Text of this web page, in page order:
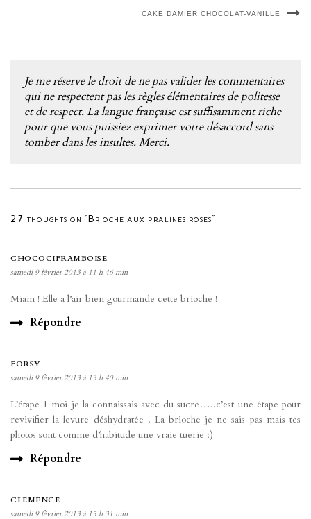
CAKE DAMIER CHOCOLAT-VANILLE
Je me réserve le droit de ne pas valider les commentaires
qui ne respectent pas les règles élémentaires de politesse
et de respect. La langue française est suffisamment riche
pour que vous puissiez exprimer votre désaccord sans
tomber dans les insultes. Merci.
27 thoughts on “Brioche aux pralines roses”
CHOCOCIFRAMBOISE
samedi 9 février 2013 à 11 h 46 min
Miam ! Elle a l’air bien gourmande cette brioche !
Répondre
FORSY
samedi 9 février 2013 à 13 h 40 min
L’étape 1 moi je la connaissais avec du sucre…..c’est une étape pour
revivifier la levure déshydratée . La brioche je ne sais pas mais tes
photos sont comme d’habitude une vraie tuerie :)
Répondre
CLEMENCE
samedi 9 février 2013 à 15 h 31 min